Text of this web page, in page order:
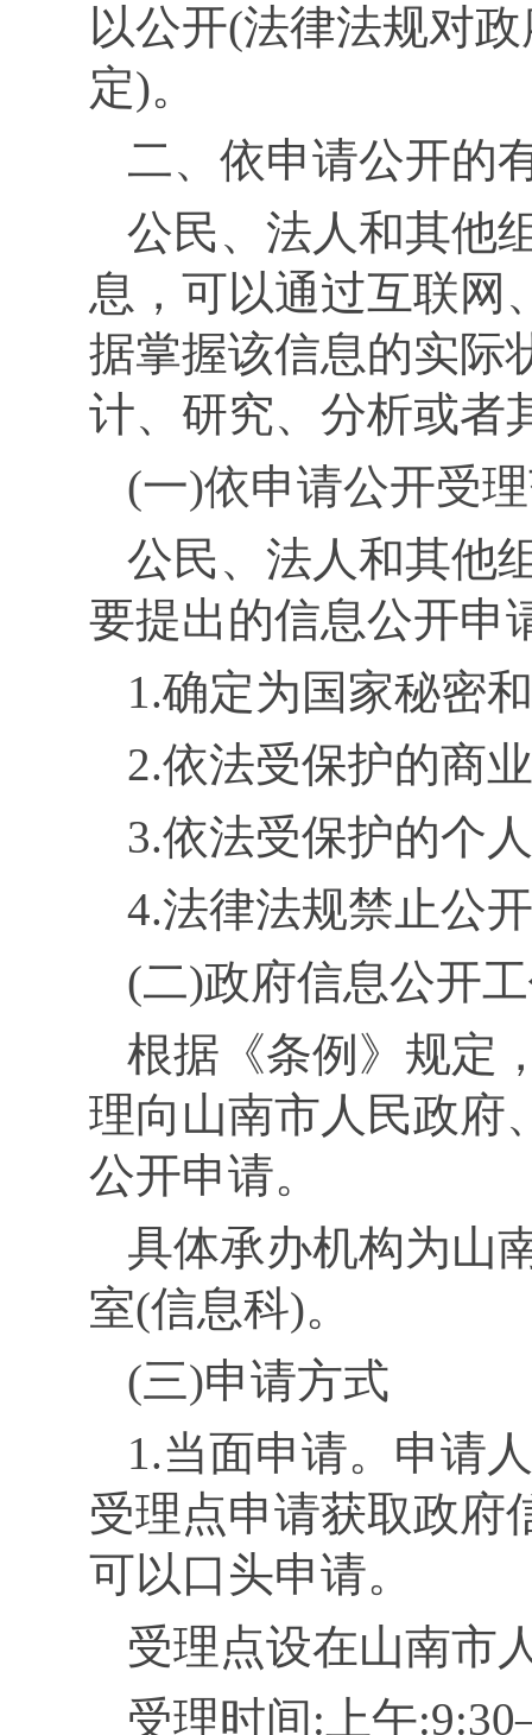
以公开(法律法规对
定)。
二、依申请公开的
公民、法人和其他
息，可以通过互联网
据掌握该信息的实际
计、研究、分析或者
(一)依申请公开受
公民、法人和其他
要提出的信息公开申
1.确定为国家秘密
2.依法受保护的商
3.依法受保护的个
4.法律法规禁止公
(二)政府信息公开
根据《条例》规定
理向 山南市人民政府
公开申请。
具体承办机构为山
室(信息科)。
(三)申请方式
1.当面申请。申请
受理点申请获取政府
可以口头申请。
受理点设在山南市
受理时间:上午:9:30